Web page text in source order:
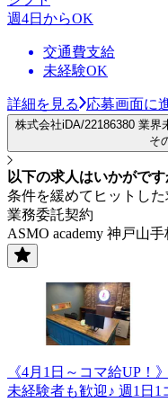
週4日からOK
交通費支給
未経験OK
詳細を見る 応募画面に
株式会社iDA/22186380 業界
そ
以下の求人はいかがです
条件を緩めてヒットし
業務委託契約
ASMO academy 神戸山
《4月1日～コマ給UP！
未経験者も歓迎♪ 週1日